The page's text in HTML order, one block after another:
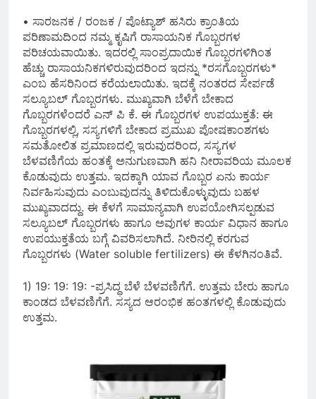
• ಸಾರಜನಕ / ರಂಜಕ / ಪೊಟ್ಯಾಶ್ ಹಸಿರು ಕ್ರಾಂತಿಯ
ಪರಿಣಾಮದಿಂದ ನಮ್ಮ ಕೃಷಿಗೆ ರಾಸಾಯನಿಕ ಗೊಬ್ಬರಗಳ
ಪರಿಚಯವಾಯಿತು. ಇದರಲ್ಲಿ ಸಾಂಪ್ರದಾಯಿಕ ಗೊಬ್ಬರಗಳಿಗಿಂತ
ಹೆಚ್ಚು ರಾಸಾಯನಿಕಗಳಿರುವುದರಿಂದ ಇದನ್ನು *ರಸಗೊಬ್ಬರಗಳು*
ಎಂಬ ಹೆಸರಿನಿಂದ ಕರೆಯಲಾಯಿತು. ಇದಕ್ಕೆ ನಂತರದ ಸೇರ್ಪಡೆ
ಸಲ್ಯೂಬಲ್ ಗೊಬ್ಬರಗಳು. ಮುಖ್ಯವಾಗಿ ಬೆಳೆಗೆ ಬೇಕಾದ
ಗೊಬ್ಬರಗಳೆಂದರೆ ಎನ್ ಪಿ ಕೆ. ಈ ಗೊಬ್ಬರಗಳ ಉಪಯುಕ್ತತೆ: ಈ
ಗೊಬ್ಬರಗಳಲ್ಲಿ, ಸಸ್ಯಗಳಿಗೆ ಬೇಕಾದ ಪ್ರಮುಖ ಪೋಷಕಾಂಶಗಳು
ಸಮತೋಲಿತ ಪ್ರಮಾಣದಲ್ಲಿ ಇರುವುದರಿಂದ, ಸಸ್ಯಗಳ
ಬೆಳವಣಿಗೆಯ ಹಂತಕ್ಕೆ ಅನುಗುಣವಾಗಿ ಹನಿ ನೀರಾವರಿಯ ಮೂಲಕ
ಕೊಡುವುದು ಉತ್ತಮ. ಇದಕ್ಕಾಗಿ ಯಾವ ಗೊಬ್ಬರ ಏನು ಕಾರ್ಯ
ನಿರ್ವಹಿಸುವುದು ಎಂಬುವುದನ್ನು ತಿಳಿದುಕೊಳ್ಳುವುದು ಬಹಳ
ಮುಖ್ಯವಾದದ್ದು. ಈ ಕೆಳಗೆ ಸಾಮಾನ್ಯವಾಗಿ ಉಪಯೋಗಿಸಲ್ಪಡುವ
ಸಲ್ಯೂಬಲ್ ಗೊಬ್ಬರಗಳು ಹಾಗೂ ಅವುಗಳ ಕಾರ್ಯ ವಿಧಾನ ಹಾಗೂ
ಉಪಯುಕ್ತತೆಯ ಬಗ್ಗೆ ವಿವರಿಸಲಾಗಿದೆ. ನೀರಿನಲ್ಲಿ ಕರಗುವ
ಗೊಬ್ಬರಗಳು (Water soluble fertilizers)‌ ಈ ಕೆಳಗಿನಂತಿವೆ.
1) 19: 19: 19: -ಪ್ರಸಿದ್ಧ ಬೆಳೆ ಬೆಳವಣಿಗೆಗೆ. ಉತ್ತಮ ಬೇರು ಹಾಗೂ
ಕಾಂಡದ ಬೆಳವಣಿಗೆಗೆ. ಸಸ್ಯದ ಆರಂಭಿಕ ಹಂತಗಳಲ್ಲಿ ಕೊಡುವುದು
ಉತ್ತಮ.